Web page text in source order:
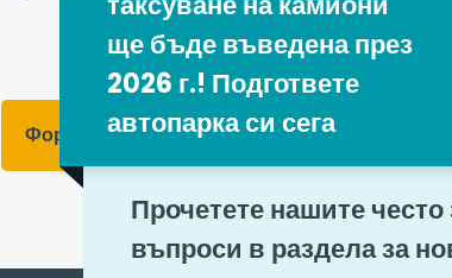
ще бъде въведена през
2026 г.! Подгответе
автопарка си сега
Прочетете нашите
въпроси в раздела за
Форма за контакт